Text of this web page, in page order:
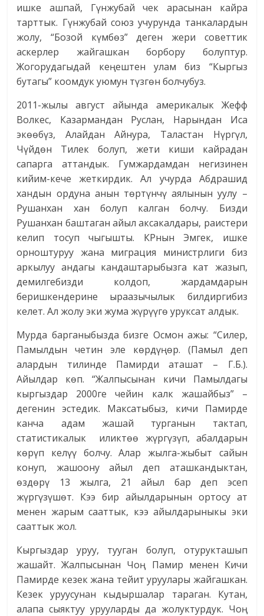
ишке ашпай, Гүнжубай чек арасынан кайра
тарттык. Гүнжубай союз учурунда танкалардын
жолу, “Бозой күмбөз” деген жери советтик
аскерлер жайгашкан борбору болуптур.
Жогорудагыдай кеңештен улам биз “Кыргыз
бутагы” коомдук уюмун түзгөн болчубуз.
2011-жылы август айында америкалык Жефф
Волкес, Казармандан Руслан, Нарындан Иса
экөөбүз, Алайдан Айнура, Таластан Нүргүл,
Чүйдөн Тилек болуп, жети киши кайрадан
сапарга аттандык. Гумжардамдан негизинен
кийим-кече жеткирдик. Ал учурда Абдрашид
хандын ордуна анын төртүнчү аялынын уулу –
Рушанхан хан болуп калган болчу. Бизди
Рушанхан баштаган айыл аксакалдары, раистери
келип тосуп чыгышты. КРнын Эмгек, ишке
орноштуруу жана миграция министрлиги биз
аркылуу андагы кандаштарыбызга кат жазып,
демилгебизди колдоп, жардамдарын
беришкендерине ыраазычылык билдиргибиз
келет. Ал жолу эки жума жүрүүгө уруксат алдык.
Мурда барганыбызда бизге Осмон ажы: “Силер,
Памылдын четин эле көрдүңөр. (Памыл деп
алардын тилинде Памирди аташат – Г.Б.).
Айылдар көп. “Жалпысынан кичи Памылдагы
кыргыздар 2000ге чейин калк жашайбыз” –
дегенин эстедик. Максатыбыз, кичи Памирде
канча адам жашай турганын тактап,
статистикалык иликтөө жүргүзүп, абалдарын
көрүп келүү болчу. Алар жылга-жыбыт сайын
конуп, жашоону айыл деп аташкандыктан,
өздөрү 13 жылга, 21 айыл бар деп эсеп
жүргүзүшөт. Кээ бир айылдарынын ортосу ат
менен жарым сааттык, кээ айылдарыныкы эки
сааттык жол.
Кыргыздар уруу, тууган болуп, отурукташып
жашайт. Жалпысынан Чоң Памир менен Кичи
Памирде кезек жана тейит уруулары жайгашкан.
Кезек уруусунан кыдыршалар тараган. Кутан,
алапа сыяктуу урууларды да жолуктурдук. Чоң